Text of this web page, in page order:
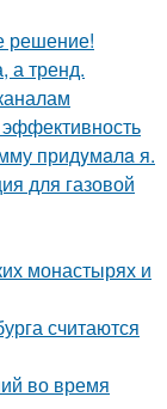
решение!
а тренд.
придyмaлa я.
для газовой
монастырях и
считаются
во время